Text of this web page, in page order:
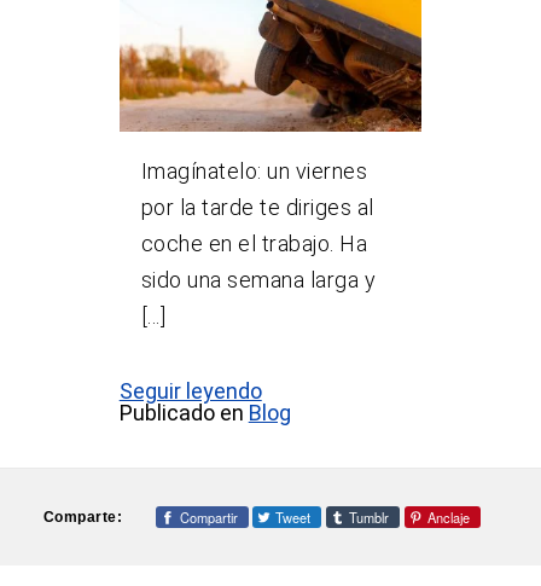
Imagínatelo: un viernes
por la tarde te diriges al
coche en el trabajo. Ha
sido una semana larga y
Seguir leyendo
Publicado en Blog
Comparte: Compartir Tweet Tumblr Anclaje